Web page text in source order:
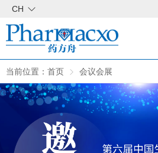
CH
当前位置： 首页 会议会展